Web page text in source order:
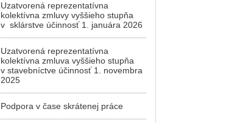
Uzatvorená reprezentatívna
kolektívna zmluvy vyššieho stupňa
v sklárstve účinnosť 1. januára 2026
Uzatvorená reprezentatívna
kolektívna zmluva vyššieho stupňa
v stavebníctve účinnosť 1. novembra
2025
Podpora v čase skrátenej práce